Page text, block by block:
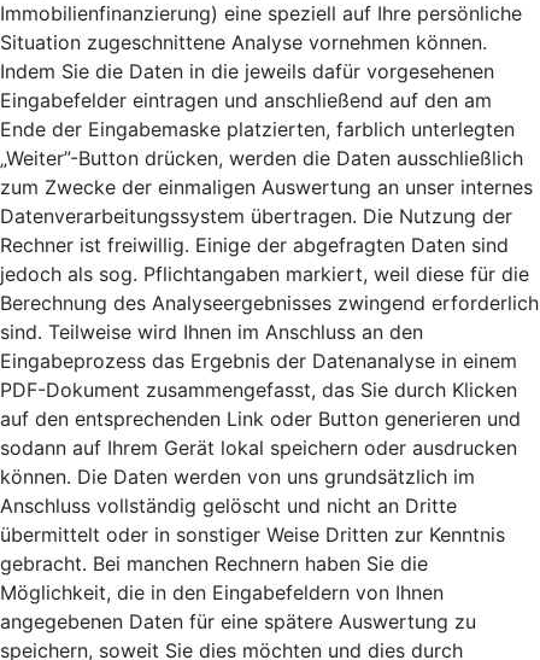
Immobilienfinanzierung) eine speziell auf Ihre persönliche
Situation zugeschnittene Analyse vornehmen können.
Indem Sie die Daten in die jeweils dafür vorgesehenen
Eingabefelder eintragen und anschließend auf den am
Ende der Eingabemaske platzierten, farblich unterlegten
„Weiter”-Button drücken, werden die Daten ausschließlich
zum Zwecke der einmaligen Auswertung an unser internes
Datenverarbeitungssystem übertragen. Die Nutzung der
Rechner ist freiwillig. Einige der abgefragten Daten sind
jedoch als sog. Pflichtangaben markiert, weil diese für die
Berechnung des Analyseergebnisses zwingend erforderlich
sind. Teilweise wird Ihnen im Anschluss an den
Eingabeprozess das Ergebnis der Datenanalyse in einem
PDF-Dokument zusammengefasst, das Sie durch Klicken
auf den entsprechenden Link oder Button generieren und
sodann auf Ihrem Gerät lokal speichern oder ausdrucken
können. Die Daten werden von uns grundsätzlich im
Anschluss vollständig gelöscht und nicht an Dritte
übermittelt oder in sonstiger Weise Dritten zur Kenntnis
gebracht. Bei manchen Rechnern haben Sie die
Möglichkeit, die in den Eingabefeldern von Ihnen
angegebenen Daten für eine spätere Auswertung zu
speichern, soweit Sie dies möchten und dies durch